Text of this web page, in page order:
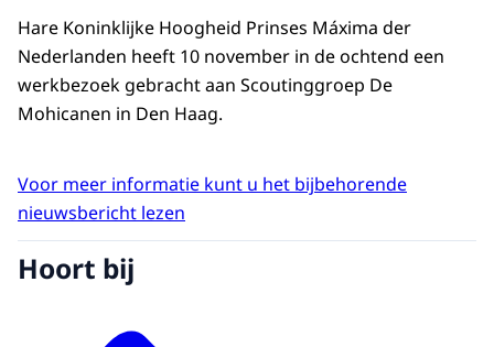
Hare Koninklijke Hoogheid Prinses Máxima der
Nederlanden heeft 10 november in de ochtend een
werkbezoek gebracht aan Scoutinggroep De
Mohicanen in Den Haag.
Voor meer informatie kunt u het bijbehorende
nieuwsbericht lezen
Hoort bij